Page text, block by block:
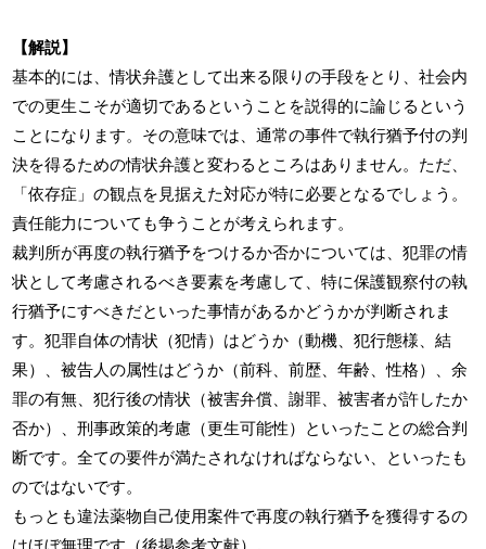
【解説】
基本的には、情状弁護として出来る限りの手段をとり、社会内
での更生こそが適切であるということを説得的に論じるという
ことになります。その意味では、通常の事件で執行猶予付の判
決を得るための情状弁護と変わるところはありません。ただ、
「依存症」の観点を見据えた対応が特に必要となるでしょう。
責任能力についても争うことが考えられます。
裁判所が再度の執行猶予をつけるか否かについては、犯罪の情
状として考慮されるべき要素を考慮して、特に保護観察付の執
行猶予にすべきだといった事情があるかどうかが判断されま
す。犯罪自体の情状（犯情）はどうか（動機、犯行態様、結
果）、被告人の属性はどうか（前科、前歴、年齢、性格）、余
罪の有無、犯行後の情状（被害弁償、謝罪、被害者が許したか
否か）、刑事政策的考慮（更生可能性）といったことの総合判
断です。全ての要件が満たされなければならない、といったも
のではないです。
もっとも違法薬物自己使用案件で再度の執行猶予を獲得するの